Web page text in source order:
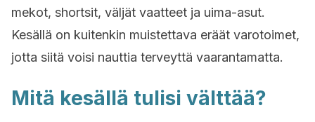
mekot, shortsit, väljät vaatteet ja uima-asut.
Kesällä on kuitenkin muistettava eräät varotoimet,
jotta siitä voisi nauttia terveyttä vaarantamatta.
Mitä kesällä tulisi välttää?